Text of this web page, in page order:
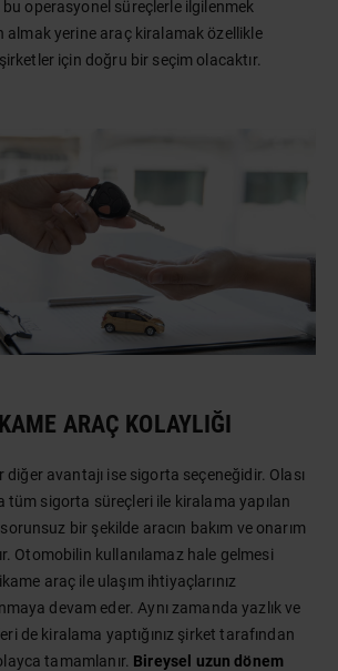
bu operasyonel süreçlerle ilgilenmek
almak yerine araç kiralamak özellikle
için doğru bir seçim olacaktır.
ARAÇ KOLAYLIĞI
diğer avantajı ise sigorta seçeneğidir. Olası
tüm sigorta süreçleri ile kiralama yapılan
bir şekilde aracın bakım ve onarım
Otomobilin kullanılamaz hale gelmesi
araç ile ulaşım ihtiyaçlarınız
devam eder. Aynı zamanda yazlık ve
de kiralama yaptığınız şirket tarafından
tamamlanır. Bireysel uzun dönem